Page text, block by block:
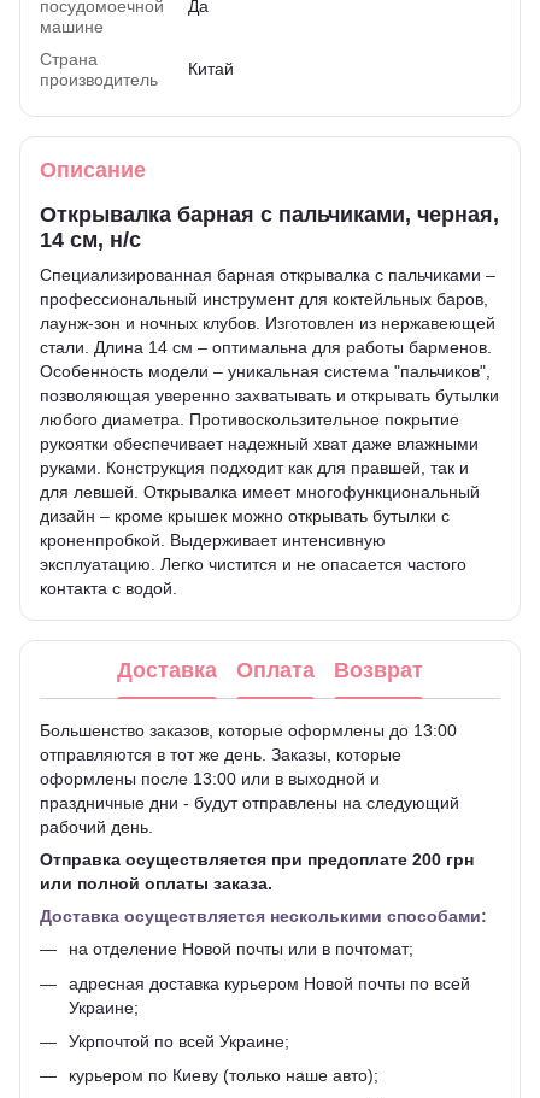
посудомоечной
машине
Да
Страна
производитель
Китай
Описание
Открывалка барная с пальчиками, черная,
14 см, н/с
Специализированная барная открывалка с пальчиками –
профессиональный инструмент для коктейльных баров,
лаунж-зон и ночных клубов. Изготовлен из нержавеющей
стали. Длина 14 см – оптимальна для работы барменов.
Особенность модели – уникальная система "пальчиков",
позволяющая уверенно захватывать и открывать бутылки
любого диаметра. Противоскользительное покрытие
рукоятки обеспечивает надежный хват даже влажными
руками. Конструкция подходит как для правшей, так и
для левшей. Открывалка имеет многофункциональный
дизайн – кроме крышек можно открывать бутылки с
кроненпробкой. Выдерживает интенсивную
эксплуатацию. Легко чистится и не опасается частого
контакта с водой.
Доставка Оплата Возврат
Большенство заказов, которые оформлены до 13:00
отправляются в тот же день. Заказы, которые
оформлены после 13:00 или в выходной и
праздничные дни - будут отправлены на следующий
рабочий день.
Отправка осуществляется при предоплате 200 грн
или полной оплаты заказа.
Доставка осуществляется несколькими способами:
на отделение Новой почты или в почтомат;
адресная доставка курьером Новой почты по всей
Украине;
Укрпочтой по всей Украине;
курьером по Киеву (только наше авто);